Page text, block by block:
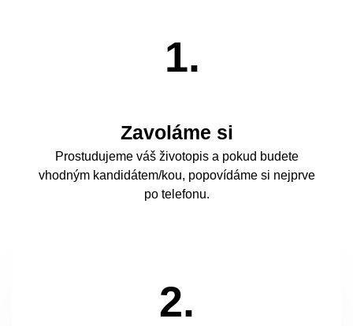
1.
Zavoláme si
Prostudujeme váš životopis a pokud budete
vhodným kandidátem/kou, popovídáme si nejprve
po telefonu.
2.